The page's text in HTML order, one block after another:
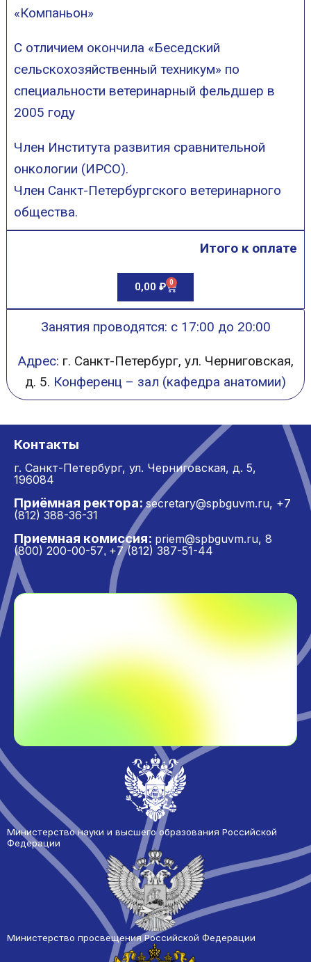
«Компаньон»
С отличием окончила «Беседский
сельскохозяйственный техникум» по
специальности ветеринарный фельдшер в
2005 году
Член Института развития сравнительной
онкологии (ИРСО).
Член Санкт-Петербургского ветеринарного
общества.
Итого к оплате
0,00 ₽ 0
Занятия проводятся: с 17:00 до 20:00
Адрес: г. Санкт-Петербург, ул. Черниговская,
д. 5. Конференц – зал (кафедра анатомии)
Контакты
г. Санкт-Петербург, ул. Черниговская, д. 5,
196084
Приёмная ректора: secretary@spbguvm.ru, +7
(812) 388-36-31
Приемная комиссия: priem@spbguvm.ru, 8
(800) 200-00-57, +7 (812) 387-51-44
Министерство науки и высшего образования Российской
Федерации
Министерство просвещения Российской Федерации